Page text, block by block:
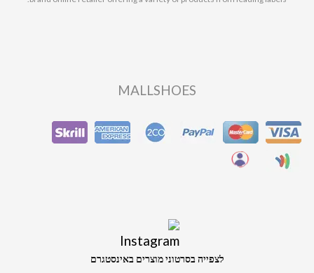
MALLSHOES
לצפייה בסרטוני מוצרים באינסטגרם